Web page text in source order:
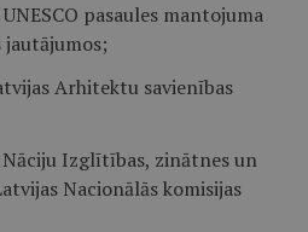
pasaules mantojuma
jautājumos;
Arhitektu savienības
Izglītības, zinātnes un
Nacionālās komisijas